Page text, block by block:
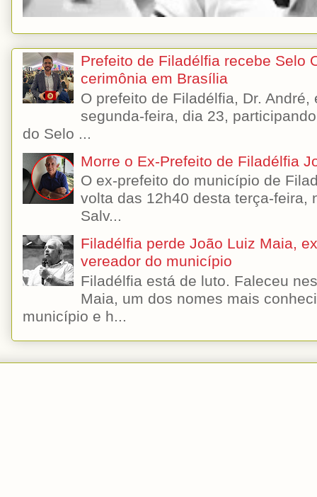
Prefeito de Filadélfia recebe Selo
cerimônia em Brasília
O prefeito de Filadélfia, Dr.
segunda-feira, dia 23,
do Selo ...
Morre o Ex-Prefeito de Filadélfia
O ex-prefeito do município de
volta das 12h40 desta terça-feira,
Salv...
Filadélfia perde João Luiz Maia,
vereador do município
Filadélfia está de luto. Faleceu
Maia, um dos nomes mais
município e h...